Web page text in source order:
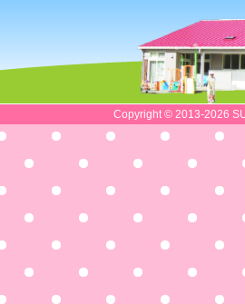
Copyright © 2013-2026